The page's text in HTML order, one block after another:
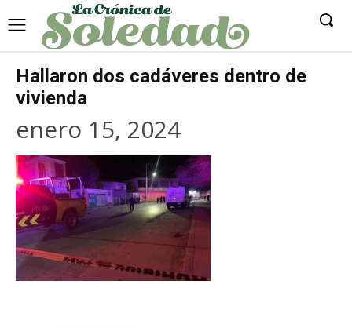
Hallaron dos cadáveres dentro de
vivienda
enero 15, 2024